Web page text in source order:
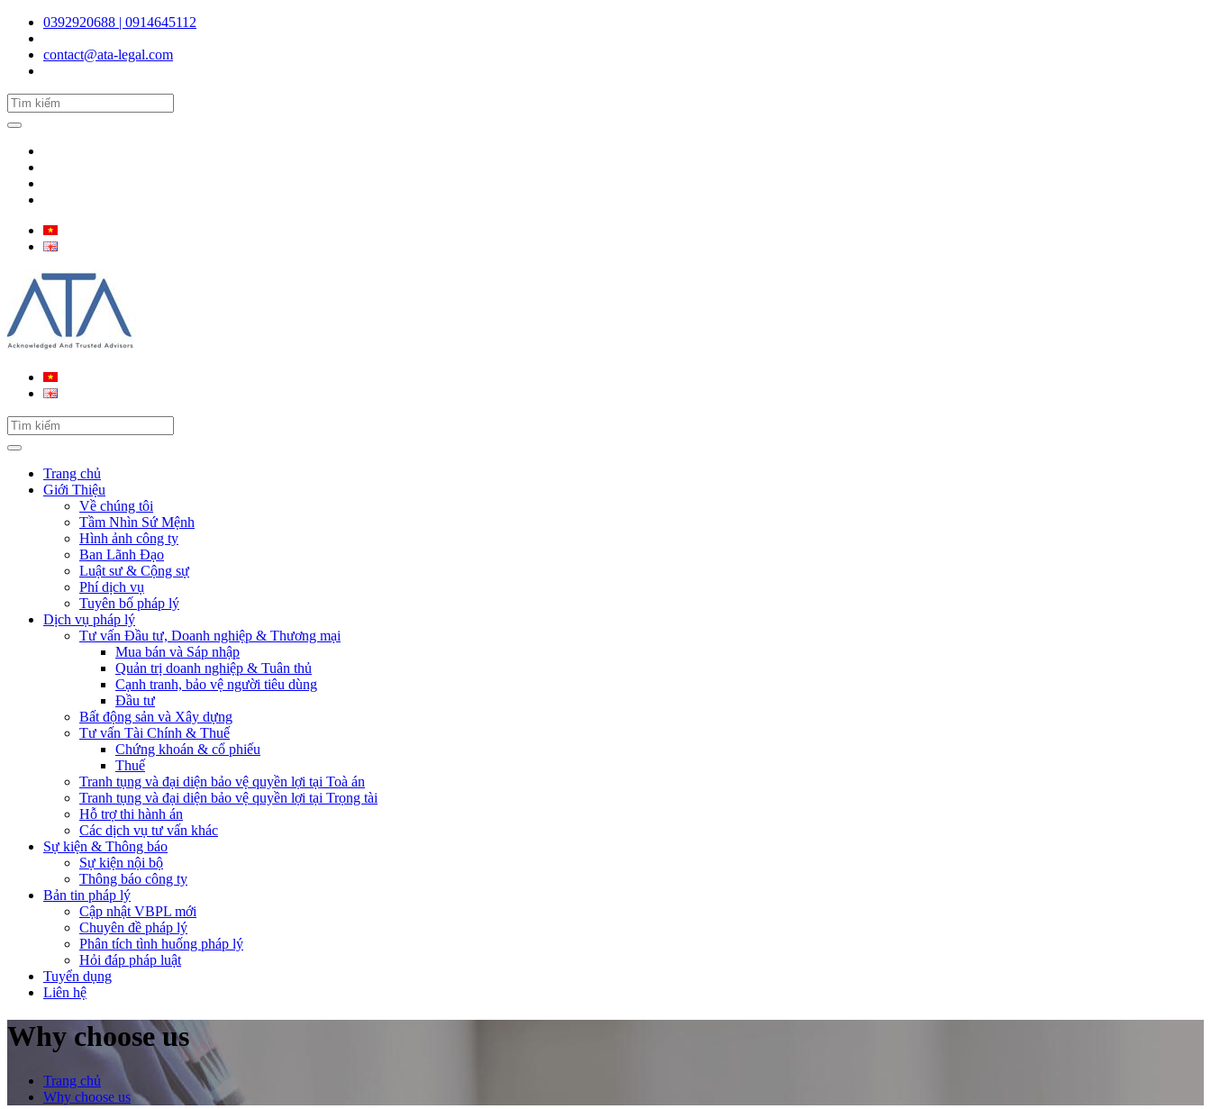
0392920688 | 0914645112
contact@ata-legal.com
Trang chủ
Giới Thiệu
Về chúng tôi
Tầm Nhìn Sứ Mệnh
Hình ảnh công ty
Ban Lãnh Đạo
Luật sư & Cộng sự
Phí dịch vụ
Tuyên bố pháp lý
Dịch vụ pháp lý
Tư vấn Đầu tư, Doanh nghiệp & Thương mại
Mua bán và Sáp nhập
Quản trị doanh nghiệp & Tuân thủ
Cạnh tranh, bảo vệ người tiêu dùng
Đầu tư
Bất động sản và Xây dựng
Tư vấn Tài Chính & Thuế
Chứng khoán & cổ phiếu
Thuế
Tranh tụng và đại diện bảo vệ quyền lợi tại Toà án
Tranh tụng và đại diện bảo vệ quyền lợi tại Trọng tài
Hỗ trợ thi hành án
Các dịch vụ tư vấn khác
Sự kiện & Thông báo
Sự kiện nội bộ
Thông báo công ty
Bản tin pháp lý
Cập nhật VBPL mới
Chuyên đề pháp lý
Phân tích tình huống pháp lý
Hỏi đáp pháp luật
Tuyển dụng
Liên hệ
Why choose us
Trang chủ
Why choose us